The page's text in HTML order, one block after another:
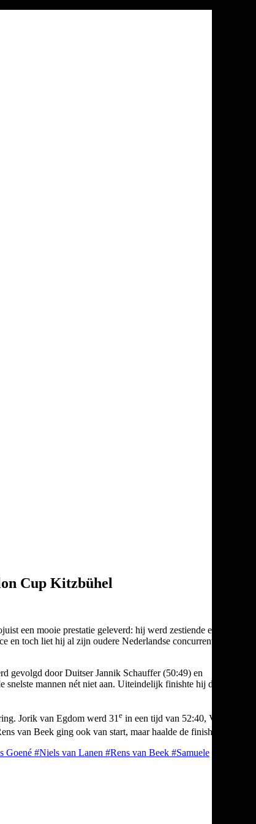
Cup Kitzbühel
een mooie prestatie geleverd: hij werd zestiende en laat
en toch liet hij al zijn oudere Nederlandse concurrenten ver
gevolgd door Duitser Jannik Schauffer (50:49) en
mannen nét niet aan. Uiteindelijk finishte hij dus als
Jorik van Egdom werd 31 e in een tijd van 52:40, Victor
van Beek ging ook van start, maar haalde de finish niet.
Goené #Niels van Lanen #Rens van Beek #Samuele